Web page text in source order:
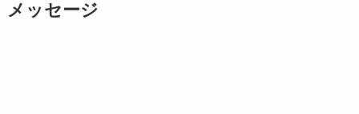
メッセージ